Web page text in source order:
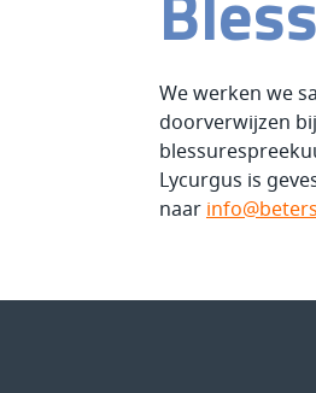
We werken we
doorverwijzen
Lycurgus is
naar